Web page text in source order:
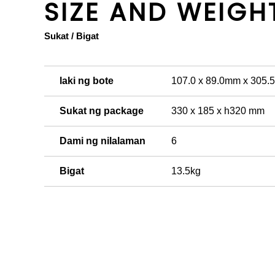
SIZE AND
Sukat / Bigat
laki ng bote 107.0 x 89.0mm x
Sukat ng package 330 x 185 x h320 mm
Dami ng nilalaman 6
Bigat 13.5kg